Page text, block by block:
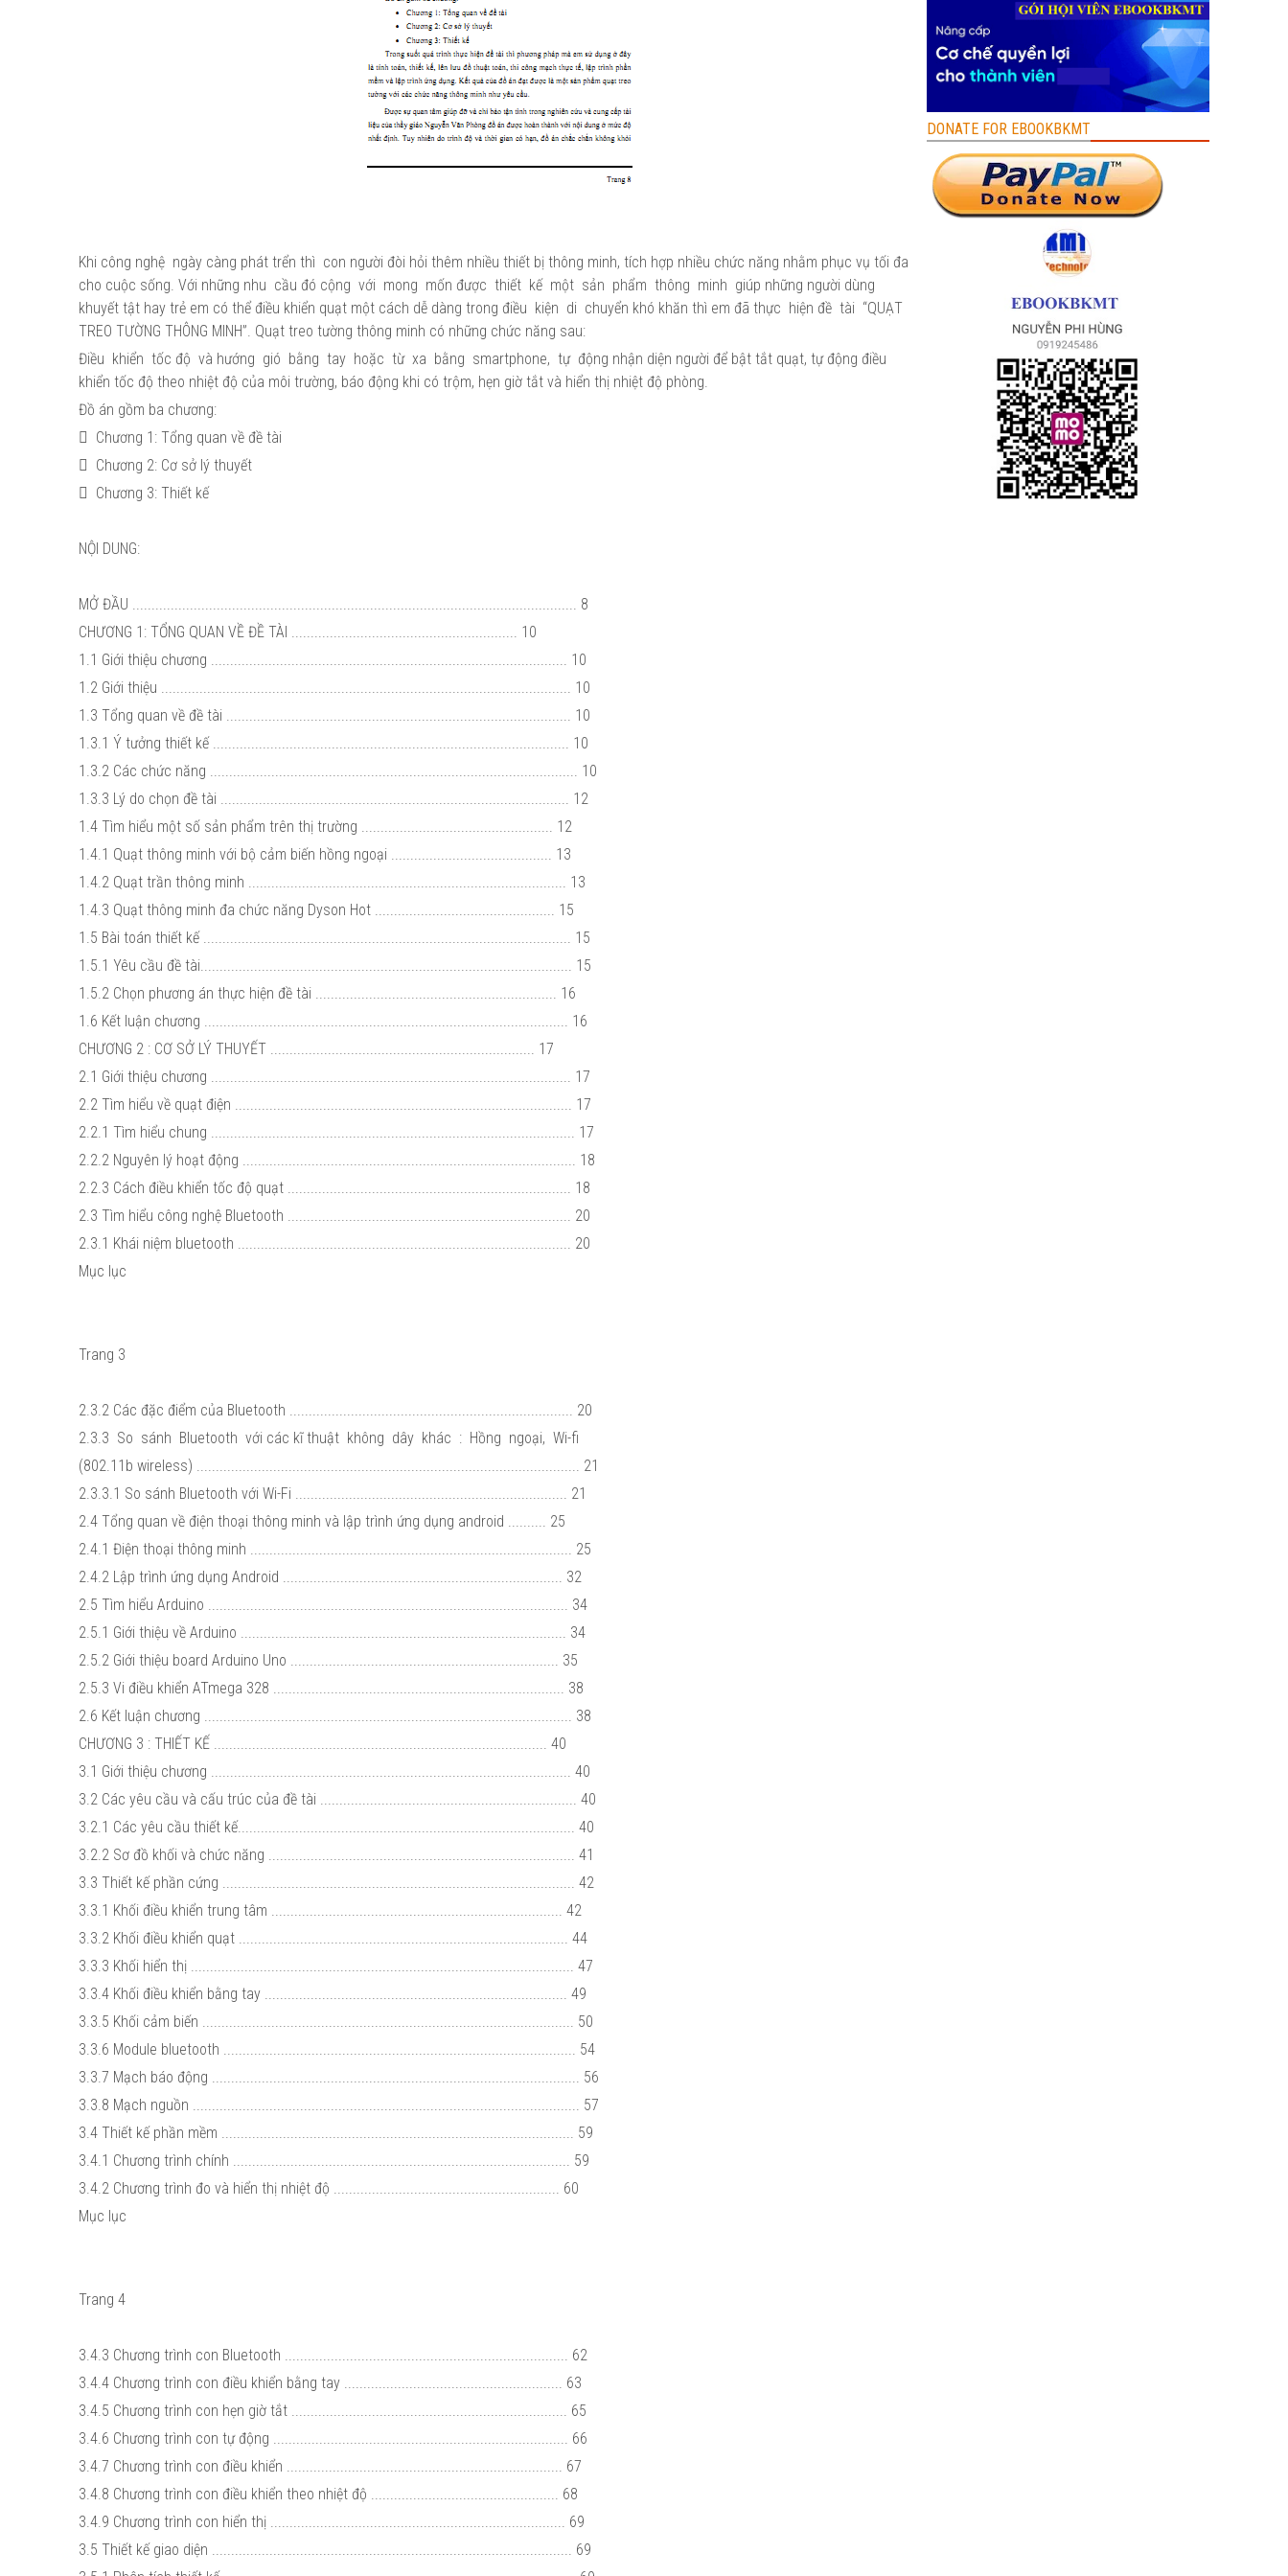
Khi công nghệ ngày càng phát trển thì con người đòi hỏi thêm nhiều thiết bị thông minh, tích hợp nhiều chức năng nhằm phục vụ tối đa
cho cuộc sống. Với những nhu cầu đó cộng với mong mốn được thiết kế một sản phẩm thông minh giúp những người dùng
khuyết tật hay trẻ em có thể điều khiển quạt một cách dễ dàng trong điều kiện di chuyển khó khăn thì em đã thực hiện đề tài “QUẠT
TREO TƯỜNG THÔNG MINH”. Quạt treo tường thông minh có những chức năng sau:
Điều khiển tốc độ và hướng gió bằng tay hoặc từ xa bằng smartphone, tự động nhận diện người để bật tắt quạt, tự động điều
khiển tốc độ theo nhiệt độ của môi trường, báo động khi có trộm, hẹn giờ tắt và hiển thị nhiệt độ phòng.
Đồ án gồm ba chương:
 Chương 1: Tổng quan về đề tài
 Chương 2: Cơ sở lý thuyết
 Chương 3: Thiết kế
NỘI DUNG:
MỞ ĐẦU .................................................................................................................... 8
CHƯƠNG 1: TỔNG QUAN VỀ ĐỀ TÀI ........................................................... 10
1.1 Giới thiệu chương ............................................................................................. 10
1.2 Giới thiệu ........................................................................................................... 10
1.3 Tổng quan về đề tài .......................................................................................... 10
1.3.1 Ý tưởng thiết kế ............................................................................................. 10
1.3.2 Các chức năng ................................................................................................ 10
1.3.3 Lý do chọn đề tài ........................................................................................... 12
1.4 Tìm hiểu một số sản phẩm trên thị trường .................................................. 12
1.4.1 Quạt thông minh với bộ cảm biến hồng ngoại .......................................... 13
1.4.2 Quạt trần thông minh ................................................................................... 13
1.4.3 Quạt thông minh đa chức năng Dyson Hot ............................................... 15
1.5 Bài toán thiết kế ................................................................................................ 15
1.5.1 Yêu cầu đề tài................................................................................................. 15
1.5.2 Chọn phương án thực hiện đề tài ............................................................... 16
1.6 Kết luận chương ............................................................................................... 16
CHƯƠNG 2 : CƠ SỞ LÝ THUYẾT ..................................................................... 17
2.1 Giới thiệu chương .............................................................................................. 17
2.2 Tìm hiểu về quạt điện ........................................................................................ 17
2.2.1 Tìm hiểu chung ............................................................................................... 17
2.2.2 Nguyên lý hoạt động ....................................................................................... 18
2.2.3 Cách điều khiển tốc độ quạt .......................................................................... 18
2.3 Tìm hiểu công nghệ Bluetooth .......................................................................... 20
2.3.1 Khái niệm bluetooth ....................................................................................... 20
Mục lục
Trang 3
2.3.2 Các đặc điểm của Bluetooth .......................................................................... 20
2.3.3 So sánh Bluetooth với các kĩ thuật không dây khác : Hồng ngoại, Wi-fi
(802.11b wireless) .................................................................................................... 21
2.3.3.1 So sánh Bluetooth với Wi-Fi ....................................................................... 21
2.4 Tổng quan về điện thoại thông minh và lập trình ứng dụng android .......... 25
2.4.1 Điện thoại thông minh .................................................................................... 25
2.4.2 Lập trình ứng dụng Android ......................................................................... 32
2.5 Tìm hiểu Arduino .............................................................................................. 34
2.5.1 Giới thiệu về Arduino ..................................................................................... 34
2.5.2 Giới thiệu board Arduino Uno ...................................................................... 35
2.5.3 Vi điều khiển ATmega 328 ............................................................................ 38
2.6 Kết luận chương ................................................................................................ 38
CHƯƠNG 3 : THIẾT KẾ ....................................................................................... 40
3.1 Giới thiệu chương .............................................................................................. 40
3.2 Các yêu cầu và cấu trúc của đề tài ................................................................... 40
3.2.1 Các yêu cầu thiết kế........................................................................................ 40
3.2.2 Sơ đồ khối và chức năng ................................................................................ 41
3.3 Thiết kế phần cứng ............................................................................................ 42
3.3.1 Khối điều khiển trung tâm ............................................................................ 42
3.3.2 Khối điều khiển quạt ...................................................................................... 44
3.3.3 Khối hiển thị .................................................................................................... 47
3.3.4 Khối điều khiển bằng tay ............................................................................... 49
3.3.5 Khối cảm biến ................................................................................................. 50
3.3.6 Module bluetooth ............................................................................................ 54
3.3.7 Mạch báo động ................................................................................................ 56
3.3.8 Mạch nguồn ..................................................................................................... 57
3.4 Thiết kế phần mềm ............................................................................................ 59
3.4.1 Chương trình chính ........................................................................................ 59
3.4.2 Chương trình đo và hiển thị nhiệt độ ........................................................... 60
Mục lục
Trang 4
3.4.3 Chương trình con Bluetooth .......................................................................... 62
3.4.4 Chương trình con điều khiển bằng tay ......................................................... 63
3.4.5 Chương trình con hẹn giờ tắt ........................................................................ 65
3.4.6 Chương trình con tự động ............................................................................. 66
3.4.7 Chương trình con điều khiển ........................................................................ 67
3.4.8 Chương trình con điều khiển theo nhiệt độ ................................................. 68
3.4.9 Chương trình con hiển thị ............................................................................. 69
3.5 Thiết kế giao diện .............................................................................................. 69
DONATE FOR EBOOKBKMT